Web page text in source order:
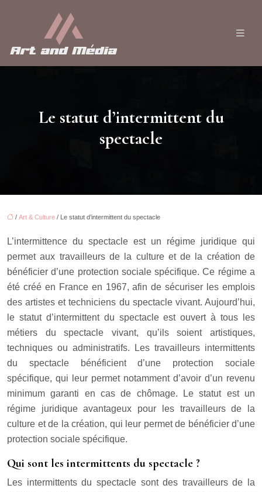
Le statut d’intermittent du
spectacle
/ Art & Culture / Le statut d’intermittent du spectacle
L’intermittence du spectacle est un régime juridique qui
permet aux travailleurs de la culture et de la création de
bénéficier d’une protection sociale spécifique. Ce régime a
été créé en France en 1967, afin de sécuriser les emplois
des artistes et techniciens du spectacle vivant. Aujourd’hui,
le statut d’intermittent du spectacle est ouvert à tous les
métiers du spectacle vivant, qu’ils soient artistiques,
techniques ou administratifs. Les travailleurs intermittents
du spectacle bénéficient d’une protection sociale
spécifique, qui leur permet notamment d’avoir d’un revenu
minimum garanti en cas de chômage. Le statut est un
régime juridique avantageux pour les travailleurs de la
culture et de la création, qui leur permet de bénéficier d’une
protection sociale spécifique.
Qui sont les intermittents du spectacle ?
Les intermittents du spectacle sont des travailleurs de la